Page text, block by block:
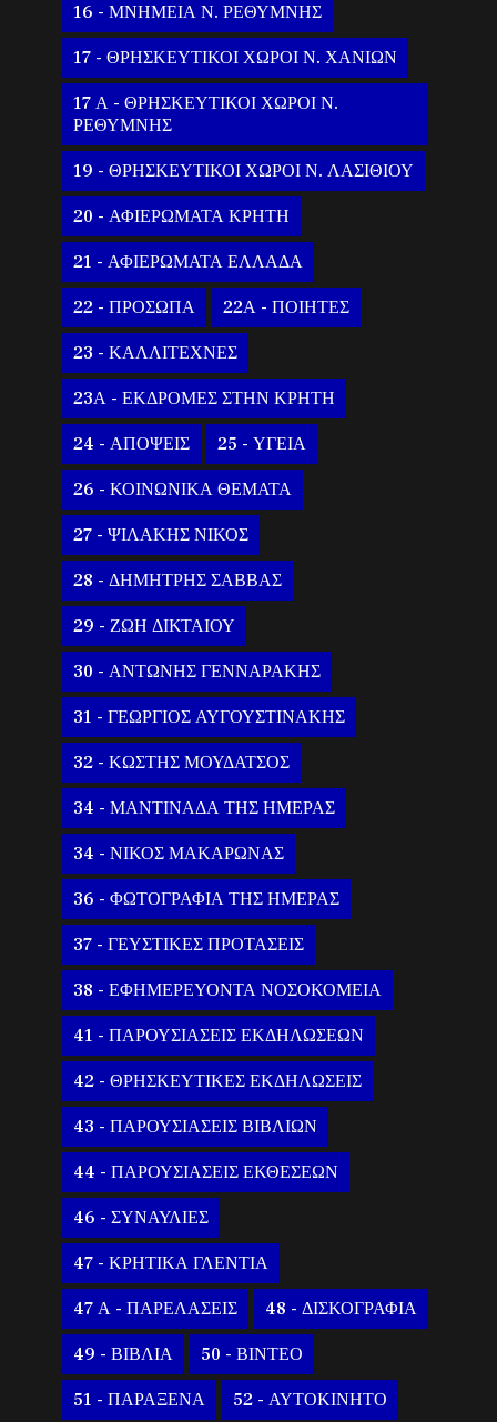
16 - ΜΝΗΜΕΙΑ Ν. ΡΕΘΥΜΝΗΣ
17 - ΘΡΗΣΚΕΥΤΙΚΟΙ ΧΩΡΟΙ Ν. ΧΑΝΙΩΝ
17 Α - ΘΡΗΣΚΕΥΤΙΚΟΙ ΧΩΡΟΙ Ν.
ΡΕΘΥΜΝΗΣ
19 - ΘΡΗΣΚΕΥΤΙΚΟΙ ΧΩΡΟΙ Ν. ΛΑΣΙΘΙΟΥ
20 - ΑΦΙΕΡΩΜΑΤΑ ΚΡΗΤΗ
21 - ΑΦΙΕΡΩΜΑΤΑ ΕΛΛΑΔΑ
22 - ΠΡΟΣΩΠΑ 22Α - ΠΟΙΗΤΕΣ
23 - ΚΑΛΛΙΤΕΧΝΕΣ
23Α - ΕΚΔΡΟΜΕΣ ΣΤΗΝ ΚΡΗΤΗ
24 - ΑΠΟΨΕΙΣ 25 - ΥΓΕΙΑ
26 - ΚΟΙΝΩΝΙΚΑ ΘΕΜΑΤΑ
27 - ΨΙΛΑΚΗΣ ΝΙΚΟΣ
28 - ΔΗΜΗΤΡΗΣ ΣΑΒΒΑΣ
29 - ΖΩΗ ΔΙΚΤΑΙΟΥ
30 - ΑΝΤΩΝΗΣ ΓΕΝΝΑΡΑΚΗΣ
31 - ΓΕΩΡΓΙΟΣ ΑΥΓΟΥΣΤΙΝΑΚΗΣ
32 - ΚΩΣΤΗΣ ΜΟΥΔΑΤΣΟΣ
34 - ΜΑΝΤΙΝΑΔΑ ΤΗΣ ΗΜΕΡΑΣ
34 - ΝΙΚΟΣ ΜΑΚΑΡΩΝΑΣ
36 - ΦΩΤΟΓΡΑΦΙΑ ΤΗΣ ΗΜΕΡΑΣ
37 - ΓΕΥΣΤΙΚΕΣ ΠΡΟΤΑΣΕΙΣ
38 - ΕΦΗΜΕΡΕΥΟΝΤΑ ΝΟΣΟΚΟΜΕΙΑ
41 - ΠΑΡΟΥΣΙΑΣΕΙΣ ΕΚΔΗΛΩΣΕΩΝ
42 - ΘΡΗΣΚΕΥΤΙΚΕΣ ΕΚΔΗΛΩΣΕΙΣ
43 - ΠΑΡΟΥΣΙΑΣΕΙΣ ΒΙΒΛΙΩΝ
44 - ΠΑΡΟΥΣΙΑΣΕΙΣ ΕΚΘΕΣΕΩΝ
46 - ΣΥΝΑΥΛΙΕΣ
47 - ΚΡΗΤΙΚΑ ΓΛΕΝΤΙΑ
47 Α - ΠΑΡΕΛΑΣΕΙΣ 48 - ΔΙΣΚΟΓΡΑΦΙΑ
49 - ΒΙΒΛΙΑ 50 - ΒΙΝΤΕΟ
51 - ΠΑΡΑΞΕΝΑ 52 - ΑΥΤΟΚΙΝΗΤΟ